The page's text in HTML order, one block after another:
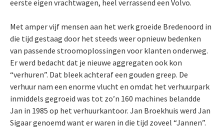
eerste eigen vrachtwagen, heel verrassend een Volvo.
Met amper vijf mensen aan het werk groeide Bredenoord in
die tijd gestaag door het steeds weer opnieuw bedenken
van passende stroomoplossingen voor klanten onderweg.
Er werd bedacht dat je nieuwe aggregaten ook kon
“verhuren”. Dat bleek achteraf een gouden greep. De
verhuur nam een enorme vlucht en omdat het verhuurpark
inmiddels gegroeid was tot zo’n 160 machines belandde
Jan in 1985 op het verhuurkantoor. Jan Broekhuis werd Jan
Sigaar genoemd want er waren in die tijd zoveel “Jannen”.